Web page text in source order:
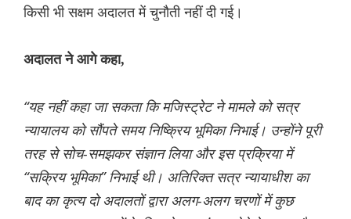
किसी भी सक्षम अदालत में चुनौती नहीं दी गई।
अदालत ने आगे कहा,
“यह नहीं कहा जा सकता कि मजिस्ट्रेट ने मामले को सत्र
न्यायालय को सौंपते समय निष्क्रिय भूमिका निभाई। उन्होंने पूरी
तरह से सोच-समझकर संज्ञान लिया और इस प्रक्रिया में
“सक्रिय भूमिका” निभाई थी। अतिरिक्त सत्र न्यायाधीश का
बाद का कृत्य दो अदालतों द्वारा अलग-अलग चरणों में कुछ